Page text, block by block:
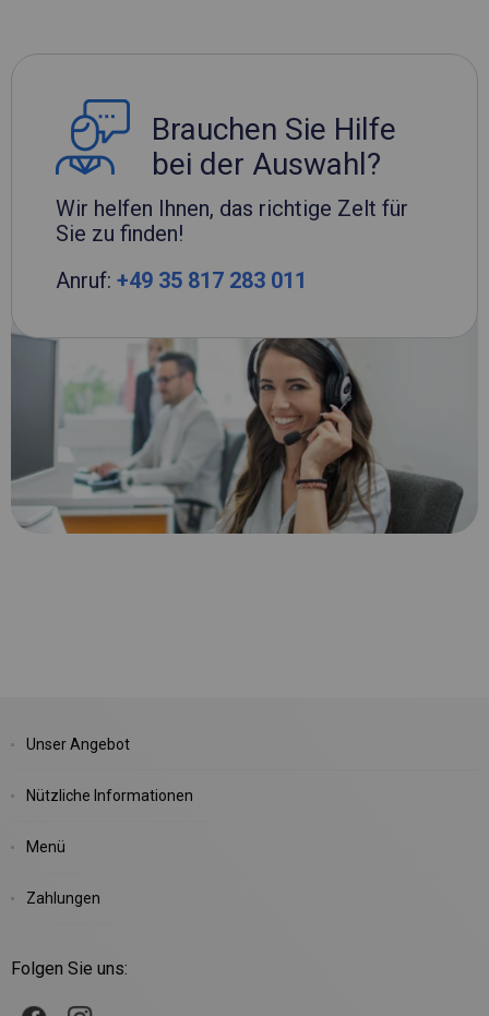
Brauchen Sie Hilfe
bei der Auswahl?
Wir helfen Ihnen, das richtige Zelt für
Sie zu finden!
Anruf: +49 35 817 283 011
Unser Angebot
Nützliche Informationen
Menü
Zahlungen
Folgen Sie uns: